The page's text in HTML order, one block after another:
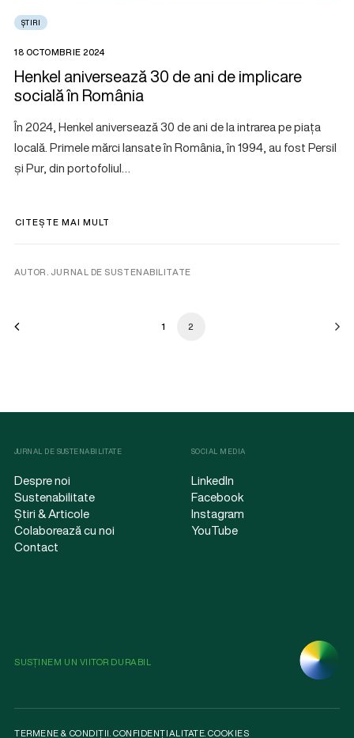
ȘTIRI
18 OCTOMBRIE 2024
Henkel aniversează 30 de ani de implicare
socială în România
În 2024, Henkel aniversează 30 de ani de la intrarea pe piața
locală. Primele mărci lansate în România, în 1994, au fost Persil
și Pur, din portofoliul…
CITEȘTE MAI MULT
AUTOR. JURNAL DE SUSTENABILITATE
1 2
JURNAL DE SUSTENABILITATE
Despre noi
Sustenabilitate
Știri & Articole
Colaborează cu noi
Contact
SOCIAL MEDIA
LinkedIn
Facebook
Instagram
YouTube
SUSȚINEM UN VIITOR DURABIL
TERMENE & CONDIȚII.CONFIDENȚIALITATE.COOKIES